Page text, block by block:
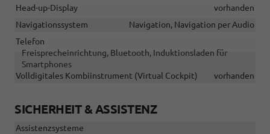
Head-up-Display
vorhanden
Navigationssystem
Navigation, Navigation per Audio
Telefon
Freisprecheinrichtung, Bluetooth, Induktionsladen für
Smartphones
Volldigitales Kombiinstrument (Virtual Cockpit)
vorhanden
SICHERHEIT & ASSISTENZ
Assistenzsysteme